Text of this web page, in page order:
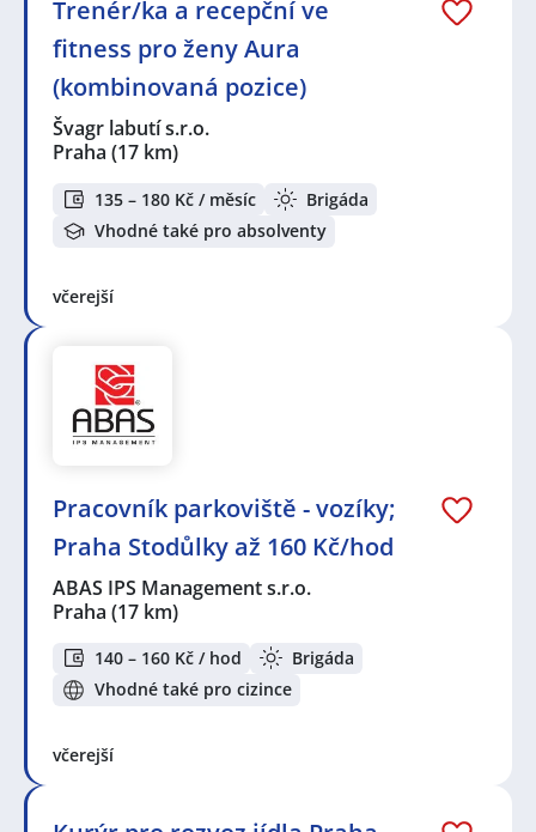
Trenér/ka a recepční ve
fitness pro ženy Aura
(kombinovaná pozice)
Švagr labutí s.r.o.
Praha (17 km)
135 – 180 Kč / měsíc
Brigáda
Vhodné také pro absolventy
včerejší
Pracovník parkoviště - vozíky;
Praha Stodůlky až 160 Kč/hod
ABAS IPS Management s.r.o.
Praha (17 km)
140 – 160 Kč / hod
Brigáda
Vhodné také pro cizince
včerejší